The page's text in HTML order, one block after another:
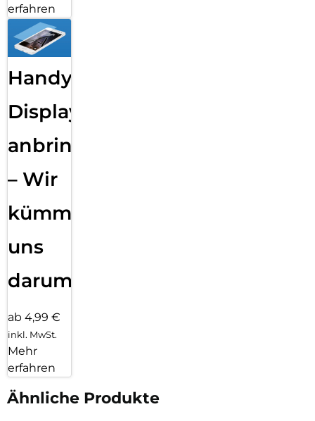
erfahren
Handy
Displayfolie
anbringen
– Wir
kümmern
uns
darum!
ab 4,99 €
inkl. MwSt.
Mehr
erfahren
Ähnliche Produkte